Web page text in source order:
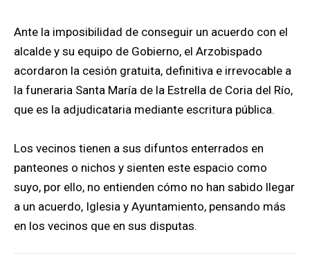
Ante la imposibilidad de conseguir un acuerdo con el
alcalde y su equipo de Gobierno, el Arzobispado
acordaron la cesión gratuita, definitiva e irrevocable a
la funeraria Santa María de la Estrella de Coria del Río,
que es la adjudicataria mediante escritura pública.
Los vecinos tienen a sus difuntos enterrados en
panteones o nichos y sienten este espacio como
suyo, por ello, no entienden cómo no han sabido llegar
a un acuerdo, Iglesia y Ayuntamiento, pensando más
en los vecinos que en sus disputas.